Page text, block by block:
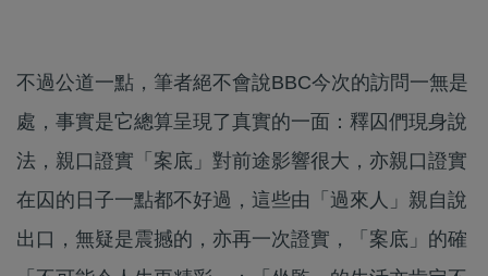
不過公道一點，筆者絕不會說BBC今次的訪問一無是
處，事實是它總算呈現了真實的一面：釋囚們現身說
法，親口證實「案底」對前途影響很大，亦親口證實
在囚的日子一點都不好過，這些由「過來人」親自說
出口，無疑是震撼的，亦再一次證實，「案底」的確